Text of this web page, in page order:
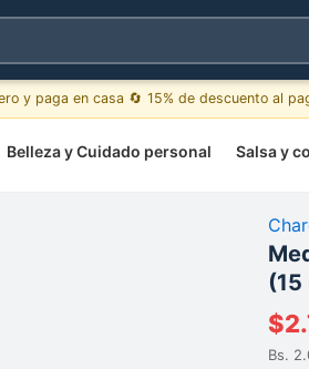
y paga en casa 🔄 15% de descuento al
Belleza y Cuidado personal Salsa y
(15
$
Bs.